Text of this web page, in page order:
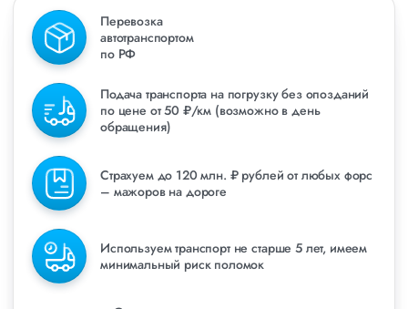
Перевозка
автотранспортом
по РФ
Подача транспорта на погрузку без опозданий
по цене от 50 ₽/км (возможно в день
обращения)
Страхуем до 120 млн. ₽ рублей от любых форс
– мажоров на дороге
Используем транспорт не старше 5 лет, имеем
минимальный риск поломок